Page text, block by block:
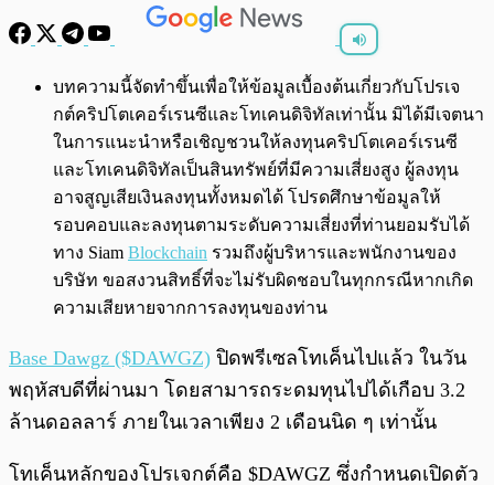
พร้อมเล่น 0:00/0:00
บทความนี้จัดทำขึ้นเพื่อให้ข้อมูลเบื้องต้นเกี่ยวกับโปรเจ
กต์คริปโตเคอร์เรนซีและโทเคนดิจิทัลเท่านั้น มิได้มีเจตนา
ในการแนะนำหรือเชิญชวนให้ลงทุนคริปโตเคอร์เรนซี
และโทเคนดิจิทัลเป็นสินทรัพย์ที่มีความเสี่ยงสูง ผู้ลงทุน
อาจสูญเสียเงินลงทุนทั้งหมดได้ โปรดศึกษาข้อมูลให้
รอบคอบและลงทุนตามระดับความเสี่ยงที่ท่านยอมรับได้
ทาง Siam Blockchain รวมถึงผู้บริหารและพนักงานของ
บริษัท ขอสงวนสิทธิ์ที่จะไม่รับผิดชอบในทุกกรณีหากเกิด
ความเสียหายจากการลงทุนของท่าน
Base Dawgz ($DAWGZ) ปิดพรีเซลโทเค็นไปแล้ว ในวัน
พฤหัสบดีที่ผ่านมา โดยสามารถระดมทุนไปได้เกือบ 3.2
ล้านดอลลาร์ ภายในเวลาเพียง 2 เดือนนิด ๆ เท่านั้น
โทเค็นหลักของโปรเจกต์คือ $DAWGZ ซึ่งกำหนดเปิดตัว